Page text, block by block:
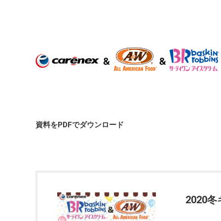
資料をPDFでダウンロード
2020冬